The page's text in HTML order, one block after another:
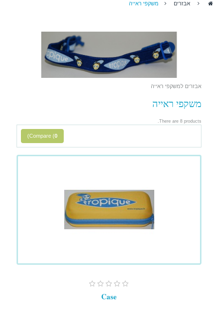
> אבזרים > משקפי ראייה
אבזרים למשקפי ראייה
משקפי ראייה
There are 8 products.
Compare (0
)
Case